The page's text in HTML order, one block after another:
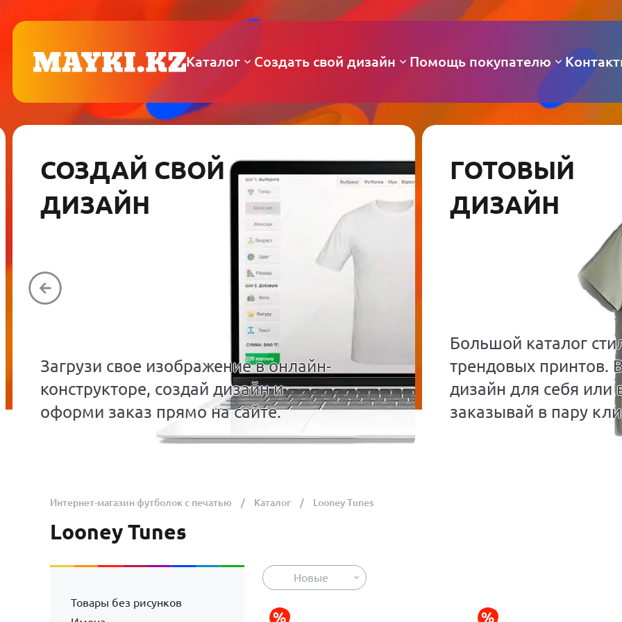
Каталог Создать свой дизайн Помощь покупателю
СОЗДАЙ СВОЙ
ДИЗАЙН
Загрузи свое изображение в онлайн-
конструкторе, создай дизайн и
оформи заказ прямо на сайте.
ГОТОВЫЙ
ДИЗАЙН
Большой каталог
трендовых принтов.
дизайн для себя или
заказывай в пару
Интернет-магазин футболок с печатью Каталог Looney Tunes
Looney Tunes
Товары без рисунков
Новые